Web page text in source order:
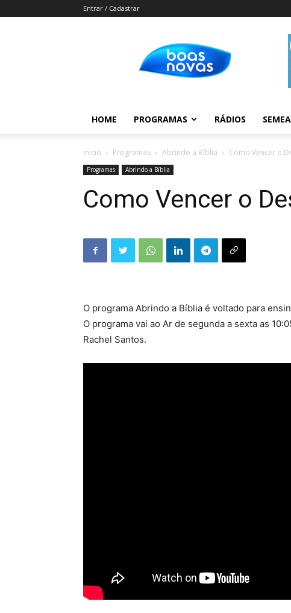
Entrar / Cadastrar
Novas
HOME PROGRAMAS RÁDIOS
Início Programas Abrindo a Bíblia Como Vencer o
Programas Abrindo a Bíblia
Como Vencer o
O programa Abrindo a Bíblia é voltado para
O programa vai ao Ar de segunda a sexta as
Rachel Santos.